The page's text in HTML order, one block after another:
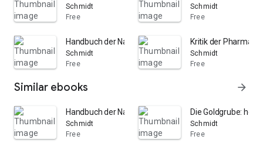
Schmidt
Free
Schmidt
Free
Handbuch der Naturlehre: Teile 1-2
Schmidt
Free
Kritik der
Schmidt
Free
Similar ebooks arrow_forward
Handbuch der Naturlehre: Teile 1-2
Schmidt
Free
Die Goldgrube:
Schmidt
Free